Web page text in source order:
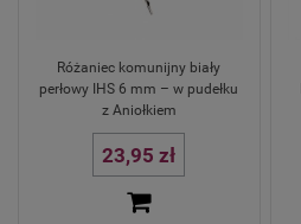
Różaniec komunijny biały
perłowy IHS 6 mm – w pudełku
z Aniołkiem
23,95 zł